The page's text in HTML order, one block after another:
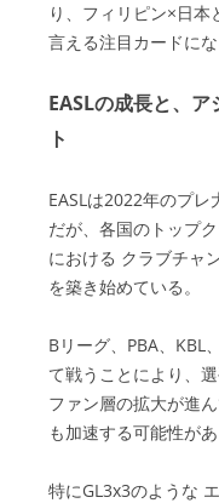
り、フィリピン×日
言える注目カードにな
EASLの成長と、
ト
EASLは2022年のプ
だが、各国のトップ
における クラブチャ
を築き始めている。
Bリーグ、PBA、KBL
て戦うことにより、
ファン層の拡大が進
も加速する可能性があ
特にGL3x3のような